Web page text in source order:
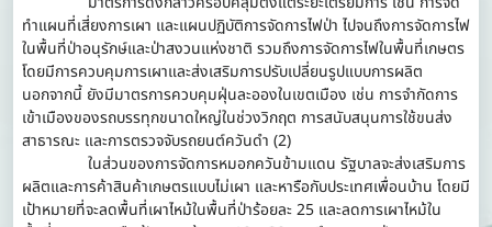
ทำแผนที่เสี่ยงการเผา และแผนปฏิบัติการจัดการไฟป่า ไปจนถึงการจัดการไฟ
ในพื้นที่ป่าอนุรักษ์และป่าสงวนแห่งชาติ รวมถึงการจัดการไฟในพื้นที่เกษตร
โดยมีการควบคุมการเผาและส่งเสริมการปรับเปลี่ยนรูปแบบการผลิต
นอกจากนี้ ยังมีมาตรการควบคุมฝุ่นละอองในเขตเมือง เช่น การจำกัดการ
เข้าเมืองของรถบรรทุกขนาดใหญ่ในช่วงวิกฤต การสนับสนุนการใช้ขนส่ง
สาธารณะ และการตรวจจับรถยนต์ควันดำ (2)
ในส่วนของการจัดการหมอกควันข้ามแดน รัฐบาลจะส่งเสริมการ
ผลิตและการค้าสินค้าเกษตรแบบไม่เผา และหารือกับประเทศเพื่อนบ้าน โดยมี
เป้าหมายที่จะลดพื้นที่เผาไหม้ในพื้นที่ป่าร้อยละ 25 และลดการเผาไหม้ใน